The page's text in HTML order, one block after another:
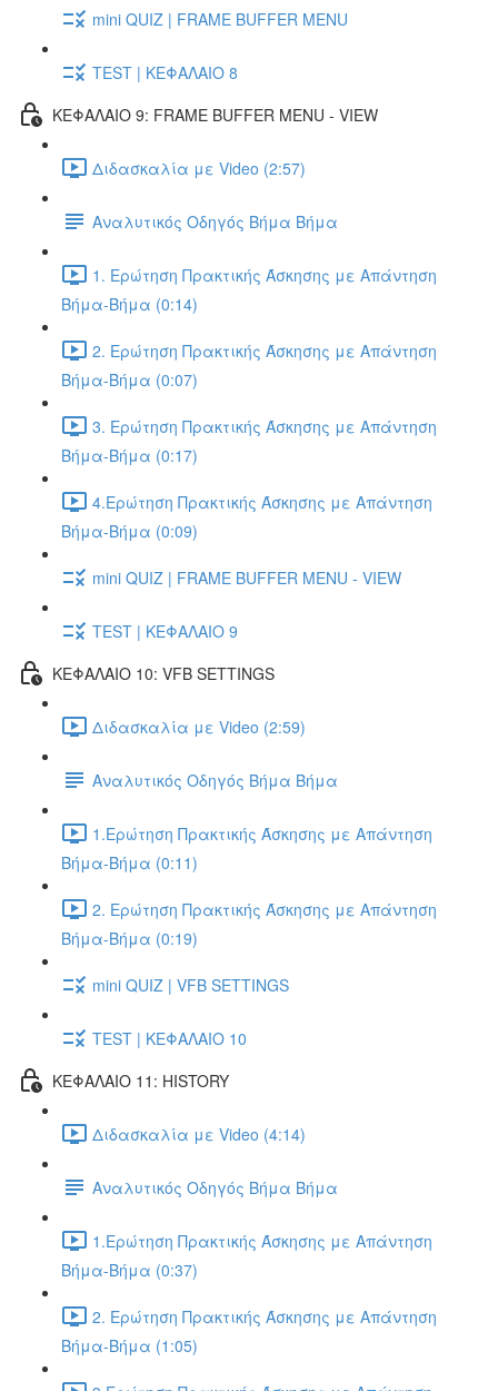
mini QUIZ | FRAME BUFFER MENU
TEST | ΚΕΦΑΛΑΙΟ 8
ΚΕΦΑΛΑΙΟ 9: FRAME BUFFER MENU - VIEW
Διδασκαλία με Video (2:57)
Αναλυτικός Οδηγός Βήμα Βήμα
1. Ερώτηση Πρακτικής Άσκησης με Απάντηση
Βήμα-Βήμα (0:14)
2. Ερώτηση Πρακτικής Άσκησης με Απάντηση
Βήμα-Βήμα (0:07)
3. Ερώτηση Πρακτικής Άσκησης με Απάντηση
Βήμα-Βήμα (0:17)
4.Ερώτηση Πρακτικής Άσκησης με Απάντηση
Βήμα-Βήμα (0:09)
mini QUIZ | FRAME BUFFER MENU - VIEW
TEST | ΚΕΦΑΛΑΙΟ 9
ΚΕΦΑΛΑΙΟ 10: VFB SETTINGS
Διδασκαλία με Video (2:59)
Αναλυτικός Οδηγός Βήμα Βήμα
1.Ερώτηση Πρακτικής Άσκησης με Απάντηση
Βήμα-Βήμα (0:11)
2. Ερώτηση Πρακτικής Άσκησης με Απάντηση
Βήμα-Βήμα (0:19)
mini QUIZ | VFB SETTINGS
TEST | ΚΕΦΑΛΑΙΟ 10
ΚΕΦΑΛΑΙΟ 11: HISTORY
Διδασκαλία με Video (4:14)
Αναλυτικός Οδηγός Βήμα Βήμα
1.Ερώτηση Πρακτικής Άσκησης με Απάντηση
Βήμα-Βήμα (0:37)
2. Ερώτηση Πρακτικής Άσκησης με Απάντηση
Βήμα-Βήμα (1:05)